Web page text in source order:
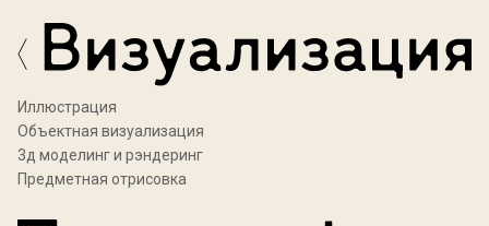
Иллюстрация
Объектная визуализация
3д моделинг и рэндеринг
Предметная отрисовка